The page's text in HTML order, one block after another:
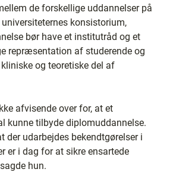
de forskellige uddannelser på
konsistorium,
bør have et institutråd og et
repræsentation af studerende og
og teoretiske del af
afvisende over for, at et
kunne tilbyde diplomuddannelse.
der udarbejdes bekendtgørelser i
er i dag for at sikre ensartede
hun.